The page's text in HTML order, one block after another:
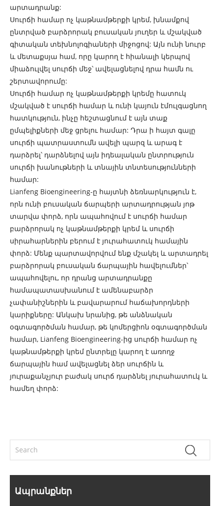
արտադրանք:
Սուրճի համար ոչ կաթնամթերքի կրեմ, խնամքով
ընտրված բարձրորակ բուսական յուղեր և մշակված
գիտական ​​տեխնոլոգիաների միջոցով: Այն ունի նուրբ
և մետաքսյա համ, որը կարող է հիանալի կերպով
միաձուլվել սուրճի մեջ՝ ավելացնելով դրա համն ու
շերտավորումը:
Սուրճի համար ոչ կաթնամթերքի կրեմը հատուկ
մշակված է սուրճի համար և ունի կայուն էմուլգացնող
հատկություն, ինչը հեշտացնում է այն տաք
ըմպելիքների մեջ ցրելու համար: Դրա ի հայտ գալը
սուրճի պատրաստումն ավելի պարզ և արագ է
դարձրել՝ դարձնելով այն իդեալական ընտրություն
սուրճի խանութների և տնային տնտեսությունների
համար:
Lianfeng Bioengineering-ը հայտնի ձեռնարկություն է,
որն ունի բուսական ճարպերի արտադրության յոթ
տարվա փորձ, որն ապահովում է սուրճի համար
բարձրորակ ոչ կաթնամթերքի կրեմ և սուրճի
սիրահարներին բերում է յուրահատուկ համային
փորձ: Մենք պարտավորվում ենք մշակել և արտադրել
բարձրորակ բուսական ճարպային հավելումներ՝
ապահովելու, որ դրանց արտադրանքը
համապատասխանում է ամենաբարձր
չափանիշներին և բավարարում հաճախորդների
կարիքները: Անկախ նրանից, թե անձնական
օգտագործման համար, թե կոմերցիոն օգտագործման
համար, Lianfeng Bioengineering-ից սուրճի համար ոչ
կաթնամթերքի կրեմ ընտրելը կարող է առողջ
ճարպային համ ավելացնել ձեր սուրճին և
յուրաքանչյուր բաժակ սուրճ դարձնել յուրահատուկ և
համեղ փորձ:
Ապրանքներ